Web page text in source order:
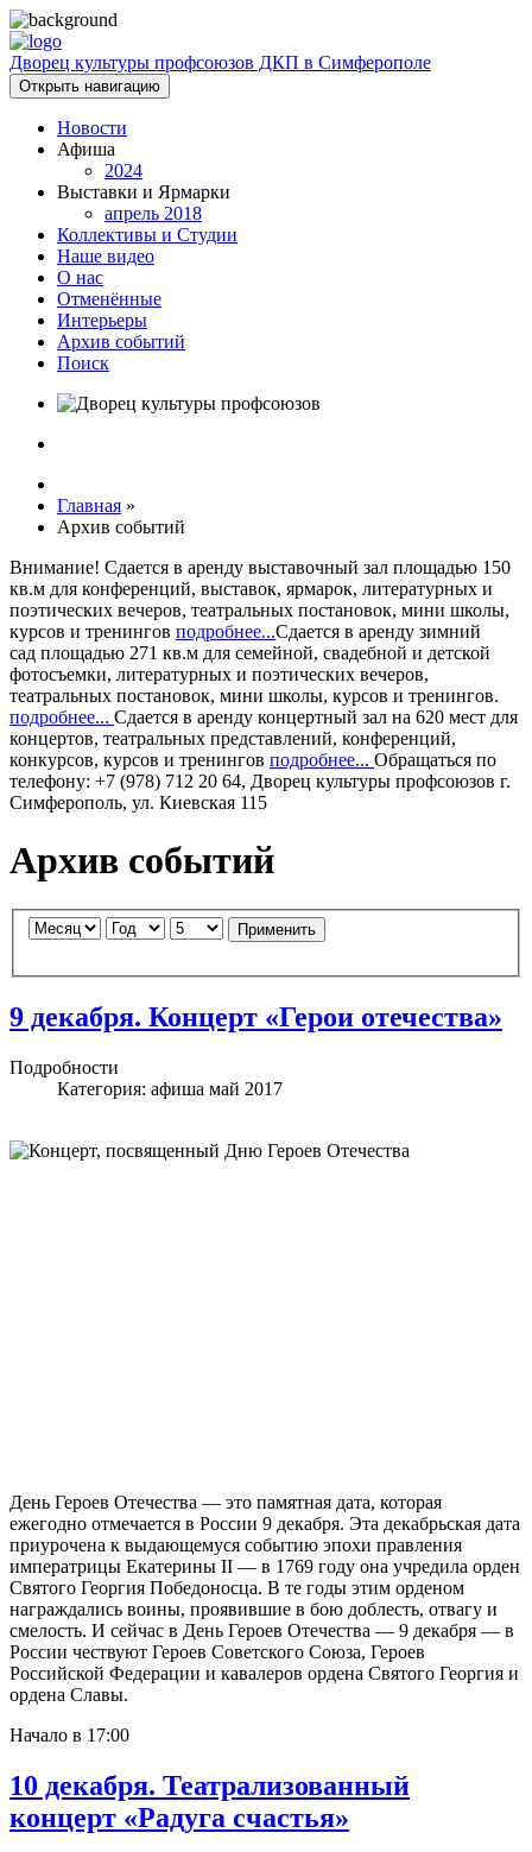
Дворец культуры профсоюзов ДКП в Симферополе
Открыть навигацию
Новости
Афиша
2024
Выставки и Ярмарки
апрель 2018
Коллективы и Студии
Наше видео
О нас
Отменённые
Интерьеры
Архив событий
Поиск
Главная »
Архив событий
Внимание! Сдается в аренду выставочный зал площадью 150
кв.м для конференций, выставок, ярмарок, литературных и
поэтических вечеров, театральных постановок, мини школы,
курсов и тренингов подробнее...Сдается в аренду зимний
сад площадью 271 кв.м для семейной, свадебной и детской
фотосъемки, литературных и поэтических вечеров,
театральных постановок, мини школы, курсов и тренингов.
подробнее... Сдается в аренду концертный зал на 620 мест для
концертов, театральных представлений, конференций,
конкурсов, курсов и тренингов подробнее... Обращаться по
телефону: +7 (978) 712 20 64, Дворец культуры профсоюзов г.
Симферополь, ул. Киевская 115
Архив событий
Применить
9 декабря. Концерт «Герои отечества»
Подробности
Категория: афиша май 2017
День Героев Отечества — это памятная дата, которая
ежегодно отмечается в России 9 декабря. Эта декабрьская дата
приурочена к выдающемуся событию эпохи правления
императрицы Екатерины II — в 1769 году она учредила орден
Святого Георгия Победоносца. В те годы этим орденом
награждались воины, проявившие в бою доблесть, отвагу и
смелость. И сейчас в День Героев Отечества — 9 декабря — в
России чествуют Героев Советского Союза, Героев
Российской Федерации и кавалеров ордена Святого Георгия и
ордена Славы.
Начало в 17:00
10 декабря. Театрализованный
концерт «Радуга счастья»